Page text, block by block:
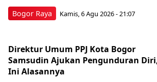
Bogor Raya Kamis, 6 Agu 2026 - 21:07
Direktur Umum PPJ Kota Bogor
Samsudin Ajukan Pengunduran
Ini Alasannya